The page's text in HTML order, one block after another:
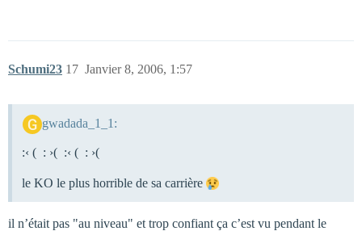
Schumi23 Janvier 8, 2006, 1:57
17
gwadada_1_1:
:‹ ( : ›( :‹ ( : ›(
le KO le plus horrible de sa carrière
il n’était pas "au niveau" et trop confiant ça c’est vu pendant le